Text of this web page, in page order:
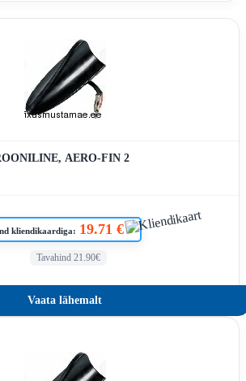
AERO-FIN 2
kliendikaardiga: 19.71 €
Tavahind 21.90€
Vaata lähemalt